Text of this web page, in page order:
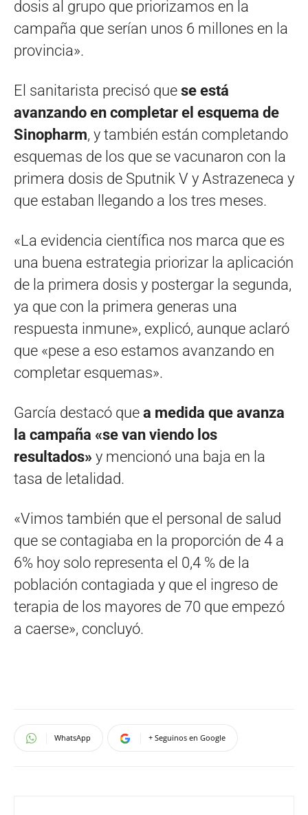
dosis al grupo que priorizamos en la
campaña que serían unos 6 millones en la
provincia».
El sanitarista precisó que se está
avanzando en completar el esquema de
Sinopharm, y también están completando
esquemas de los que se vacunaron con la
primera dosis de Sputnik V y Astrazeneca y
que estaban llegando a los tres meses.
«La evidencia científica nos marca que es
una buena estrategia priorizar la aplicación
de la primera dosis y postergar la segunda,
ya que con la primera generas una
respuesta inmune», explicó, aunque aclaró
que «pese a eso estamos avanzando en
completar esquemas».
García destacó que a medida que avanza
la campaña «se van viendo los
resultados» y mencionó una baja en la
tasa de letalidad.
«Vimos también que el personal de salud
que se contagiaba en la proporción de 4 a
6% hoy solo representa el 0,4 % de la
población contagiada y que el ingreso de
terapia de los mayores de 70 que empezó
a caerse», concluyó.
WhatsApp + Seguinos en Google